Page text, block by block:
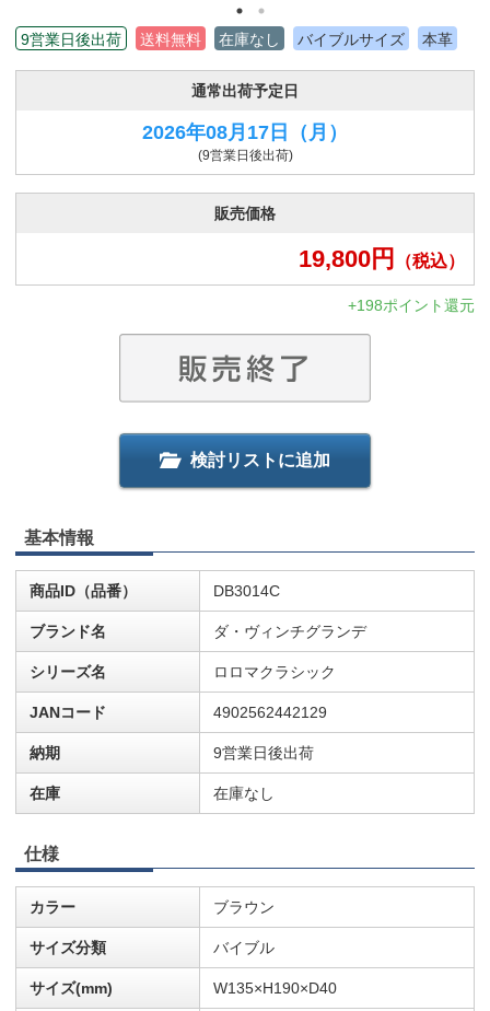
9営業日後出荷 送料無料 在庫なし バイブルサイズ 本革
通常出荷予定日
2026年08月17日 （月）
(9営業日後出荷)
販売価格
19,800円 （税込）
+198ポイント還元
検討リストに追加
基本情報
商品ID（品番） DB3014C
ブランド名 ダ・ヴィンチグランデ
シリーズ名 ロロマクラシック
JANコード 4902562442129
納期 9営業日後出荷
在庫 在庫なし
仕様
カラー ブラウン
サイズ分類 バイブル
サイズ(mm) W135×H190×D40